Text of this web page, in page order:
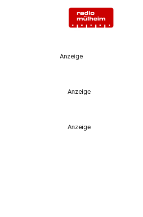
Anzeige
Anzeige
Anzeige